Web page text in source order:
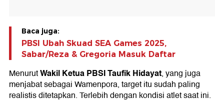
Baca juga:
PBSI Ubah Skuad SEA Games 2025,
Sabar/Reza & Gregoria Masuk Daftar
MenurutWakil Ketua PBSI Taufik Hidayat, yang juga
menjabat sebagai Wamenpora, target itu sudah paling
realistis ditetapkan. Terlebih dengan kondisi atlet saat ini.